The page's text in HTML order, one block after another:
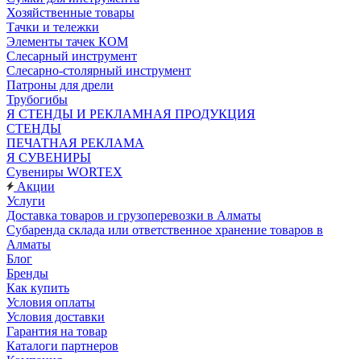
Хозяйственные товары
Тачки и тележки
Элементы тачек КОМ
Слесарный инструмент
Слесарно-столярный инструмент
Патроны для дрели
Трубогибы
Я СТЕНДЫ И РЕКЛАМНАЯ ПРОДУКЦИЯ
СТЕНДЫ
ПЕЧАТНАЯ РЕКЛАМА
Я СУВЕНИРЫ
Сувениры WORTEX
Акции
Услуги
Доставка товаров и грузоперевозки в Алматы
Субаренда склада или ответственное хранение товаров в
Алматы
Блог
Бренды
Как купить
Условия оплаты
Условия доставки
Гарантия на товар
Каталоги партнеров